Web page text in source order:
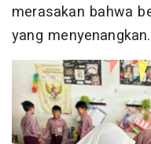
merasakan bahwa
yang menyenangkan.